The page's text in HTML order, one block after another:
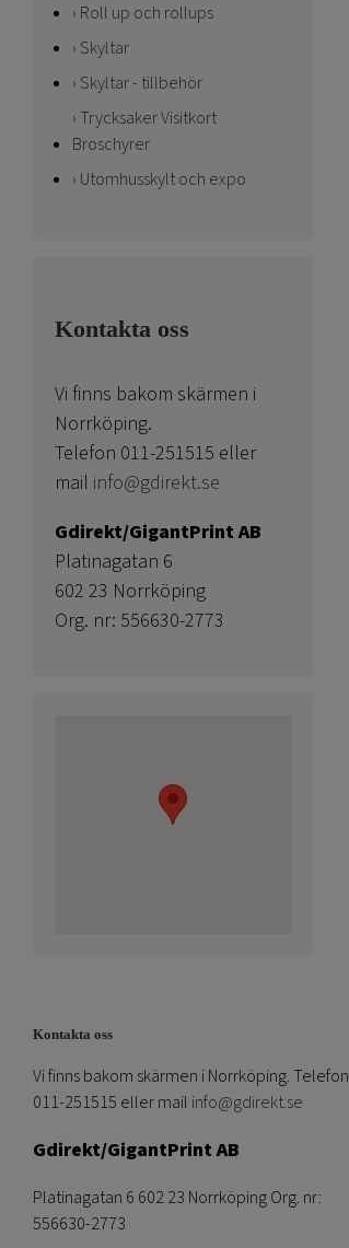
Roll up och rollups
Skyltar
Skyltar - tillbehör
Trycksaker Visitkort
Broschyrer
Utomhusskylt och expo
Kontakta oss
Vi finns bakom skärmen i
Norrköping.
Telefon 011-251515 eller
mail info@gdirekt.se
Gdirekt/GigantPrint AB
Platinagatan 6
602 23 Norrköping
Org. nr: 556630-2773
Kontakta oss
Vi finns bakom skärmen i Norrköping. Telefon
011-251515 eller mail info@gdirekt.se
Gdirekt/GigantPrint AB
Platinagatan 6 602 23 Norrköping Org. nr:
556630-2773